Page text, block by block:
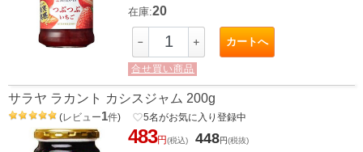
在庫:20
－ ＋ カートへ
合せ買い商品
サラヤ ラカント カシスジャム 200g
(レビュー1件) favorite_border5名がお気に入り登録中
483円(税込) 448円(税抜)